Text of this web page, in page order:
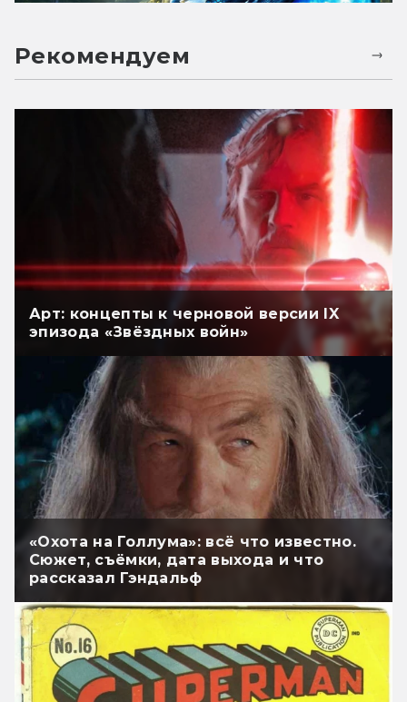
Рекомендуем
Арт: концепты к черновой версии IX
эпизода «Звёздных войн»
«Охота на Голлума»: всё что известно.
Сюжет, съёмки, дата выхода и что
рассказал Гэндальф